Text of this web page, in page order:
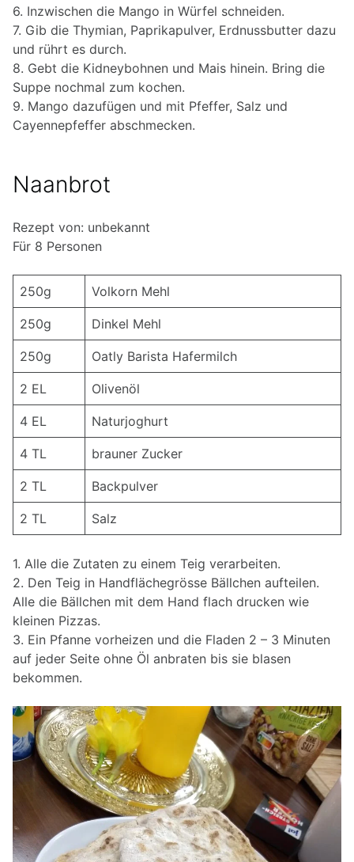
6. Inzwischen die Mango in Würfel schneiden.
7. Gib die Thymian, Paprikapulver, Erdnussbutter dazu
und rührt es durch.
8. Gebt die Kidneybohnen und Mais hinein. Bring die
Suppe nochmal zum kochen.
9. Mango dazufügen und mit Pfeffer, Salz und
Cayennepfeffer abschmecken.
Naanbrot
Rezept von: unbekannt
Für 8 Personen
250g Volkorn Mehl
250g Dinkel Mehl
250g Oatly Barista Hafermilch
2 EL Olivenöl
4 EL Naturjoghurt
4 TL brauner Zucker
2 TL Backpulver
2 TL Salz
1. Alle die Zutaten zu einem Teig verarbeiten.
2. Den Teig in Handflächegrösse Bällchen aufteilen.
Alle die Bällchen mit dem Hand flach drucken wie
kleinen Pizzas.
3. Ein Pfanne vorheizen und die Fladen 2 – 3 Minuten
auf jeder Seite ohne Öl anbraten bis sie blasen
bekommen.